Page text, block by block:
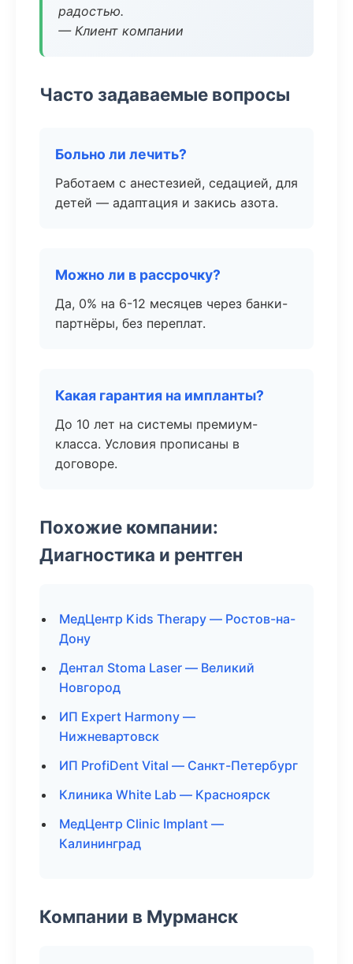
радостью.
— Клиент компании
Часто задаваемые вопросы
Больно ли лечить?
Работаем с анестезией, седацией, для
детей — адаптация и закись азота.
Можно ли в рассрочку?
Да, 0% на 6-12 месяцев через банки-
партнёры, без переплат.
Какая гарантия на импланты?
До 10 лет на системы премиум-
класса. Условия прописаны в
договоре.
Похожие компании:
Диагностика и рентген
МедЦентр Kids Therapy — Ростов-на-
Дону
Дентал Stoma Laser — Великий
Новгород
ИП Expert Harmony —
Нижневартовск
ИП ProfiDent Vital — Санкт-Петербург
Клиника White Lab — Красноярск
МедЦентр Clinic Implant —
Калининград
Компании в Мурманск